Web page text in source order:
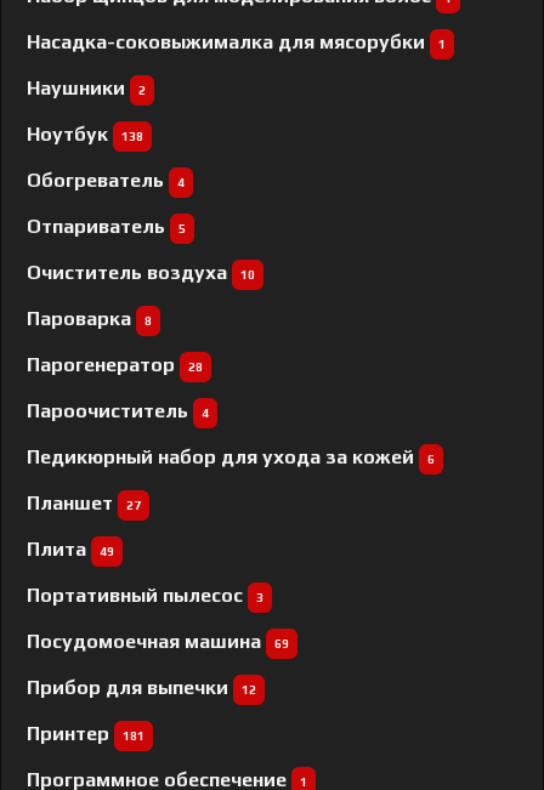
Насадка-соковыжималка для мясорубки 1
Наушники 2
Ноутбук 138
Обогреватель 4
Отпариватель 5
Очиститель воздуха 10
Пароварка 8
Парогенератор 28
Пароочиститель 4
Педикюрный набор для ухода за кожей 6
Планшет 27
Плита 49
Портативный пылесос 3
Посудомоечная машина 69
Прибор для выпечки 12
Принтер 181
Программное обеспечение 1